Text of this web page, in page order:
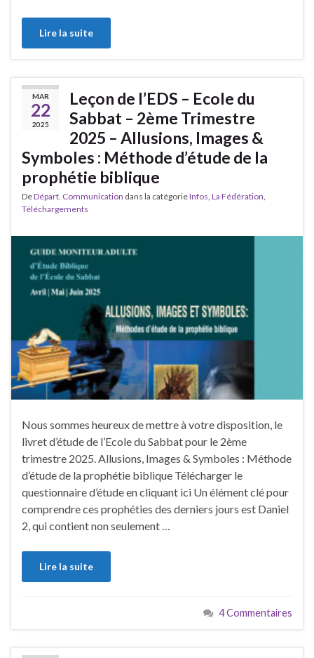
Lire la suite
MAR
22
2025
Leçon de l’EDS – Ecole du
Sabbat – 2ème Trimestre
2025 – Allusions, Images &
Symboles : Méthode d’étude de la
prophétie biblique
DeDépart. Communication dans la catégorieInfos, La Fédération,
Téléchargements
Nous sommes heureux de mettre à votre disposition, le
livret d’étude de l’Ecole du Sabbat pour le 2ème
trimestre 2025. Allusions, Images & Symboles : Méthode
d’étude de la prophétie biblique Télécharger le
questionnaire d’étude en cliquant ici Un élément clé pour
comprendre ces prophéties des derniers jours est Daniel
2, qui contient non seulement …
Lire la suite
4 Commentaires